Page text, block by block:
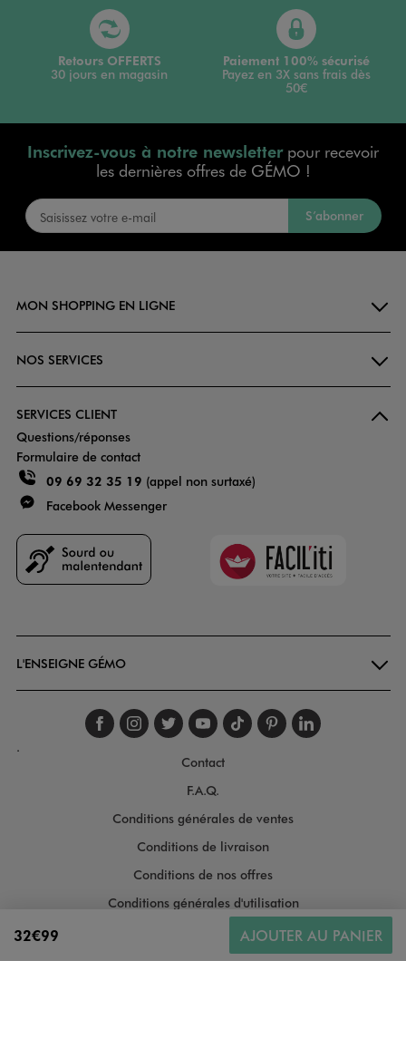
32€99 AJOUTER AU PANIER
Retours OFFERTS
30 jours en magasin
Paiement 100% sécurisé
Payez en 3X sans frais dès
50€
Inscrivez-vous à notre newsletterpour recevoir
les dernières offres de GÉMO !
S’abonner
MON SHOPPING EN LIGNE
NOS SERVICES
SERVICES CLIENT
Questions/réponses
Formulaire de contact
09 69 32 35 19 (appel non surtaxé)
Facebook Messenger
Faciliti
L'ENSEIGNE GÉMO
Suivez-nous sur
Suivez-nous sur
Suivez-nous sur
Suivez-nous
Suivez-nous
Suivez-
.
Contact
F.A.Q.
Conditions générales de ventes
Conditions de livraison
Conditions de nos offres
Conditions générales d'utilisation
Politique de protection des données
Gestion des cookies